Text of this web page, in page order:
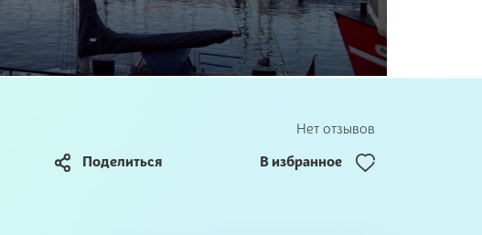
Нет отзывов
Поделиться
В избранное